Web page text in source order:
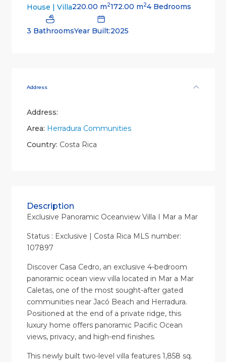
House | Villa220.00 m2172.00 m24 Bedrooms
3 BathroomsYear Built:2025
Address
Address:
Area: Herradura Communities
Country: Costa Rica
Description
Exclusive Panoramic Oceanview Villa I Mar a Mar
Status : Exclusive | Costa Rica MLS number:
107897
Discover Casa Cedro, an exclusive 4-bedroom
panoramic ocean view villa located in Mar a Mar
Caletas, one of the most sought-after gated
communities near Jacó Beach and Herradura.
Positioned at the end of a private ridge, this
luxury home offers panoramic Pacific Ocean
views, privacy, and high-end finishes.
This newly built two-level villa features 1,858 sq.